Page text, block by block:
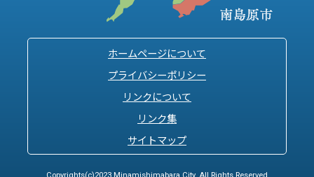
ホームページについて
プライバシーポリシー
リンクについて
リンク集
サイトマップ
Copyrights(c)2023 Minamishimabara City. All Rights Reserved